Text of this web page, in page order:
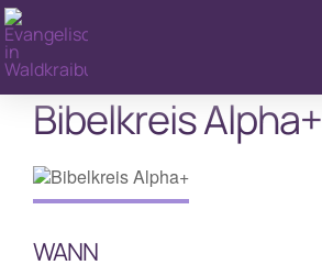
Zum
Inhalt
springen
Bibelkreis Alpha+
WANN